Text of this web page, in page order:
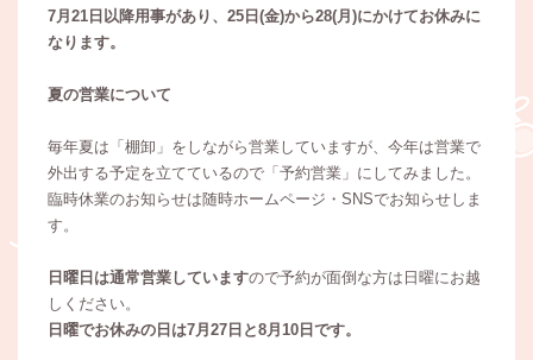
7月21日以降用事があり、25日(金)から28(月)にかけてお休みに
なります。
夏の営業について
毎年夏は「棚卸」をしながら営業していますが、今年は営業で
外出する予定を立てているので「予約営業」にしてみました。
臨時休業のお知らせは随時ホームページ・SNSでお知らせしま
す。
日曜日は通常営業していますので予約が面倒な方は日曜にお越
しください。
日曜でお休みの日は7月27日と8月10日です。